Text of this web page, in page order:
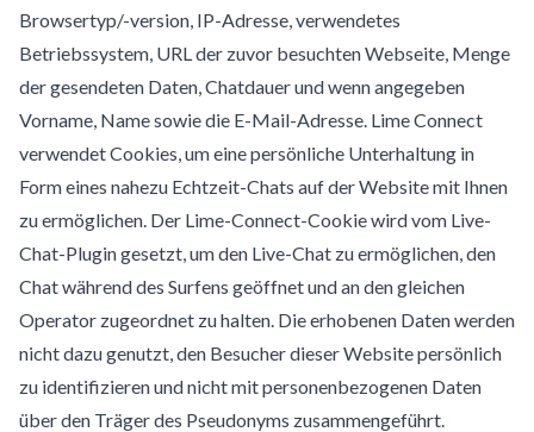
Browsertyp/-version, IP-Adresse, verwendetes
Betriebssystem, URL der zuvor besuchten Webseite, Menge
der gesendeten Daten, Chatdauer und wenn angegeben
Vorname, Name sowie die E-Mail-Adresse. Lime Connect
verwendet Cookies, um eine persönliche Unterhaltung in
Form eines nahezu Echtzeit-Chats auf der Website mit Ihnen
zu ermöglichen. Der Lime-Connect-Cookie wird vom Live-
Chat-Plugin gesetzt, um den Live-Chat zu ermöglichen, den
Chat während des Surfens geöffnet und an den gleichen
Operator zugeordnet zu halten. Die erhobenen Daten werden
nicht dazu genutzt, den Besucher dieser Website persönlich
zu identifizieren und nicht mit personenbezogenen Daten
über den Träger des Pseudonyms zusammengeführt.